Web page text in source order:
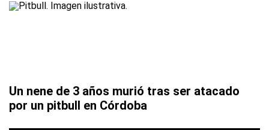
Un nene de 3 años murió tras ser atacado
por un pitbull en Córdoba